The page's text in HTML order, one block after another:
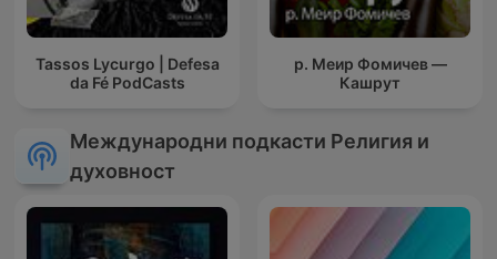
Tassos Lycurgo | Defesa
da Fé PodCasts
р. Меир Фомичев —
Кашрут
Международни подкасти Религия и
духовност